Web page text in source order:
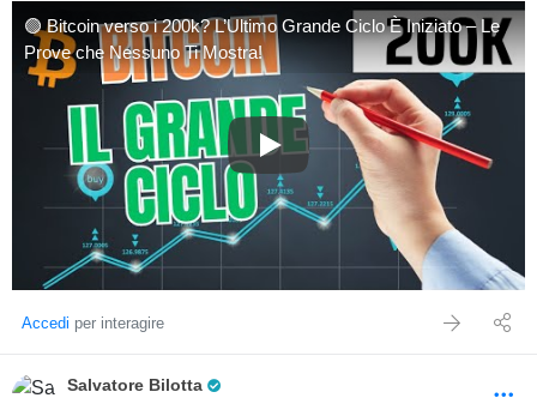
🟢 Bitcoin verso i 200k? L’Ultimo Grande Ciclo È Iniziato – Le
Prove che Nessuno Ti Mostra!
🟢 Bitcoin verso i 200k?
Accedi per interagire
Salvatore Bilotta